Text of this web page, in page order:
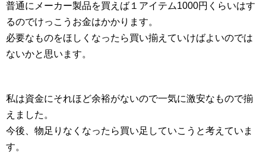
普通にメーカー製品を買えば１アイテム1000円くらいはす
るのでけっこうお金はかかります。
必要なものをほしくなったら買い揃えていけばよいのでは
ないかと思います。
私は資金にそれほど余裕がないので一気に激安なもので揃
えました。
今後、物足りなくなったら買い足していこうと考えていま
す。